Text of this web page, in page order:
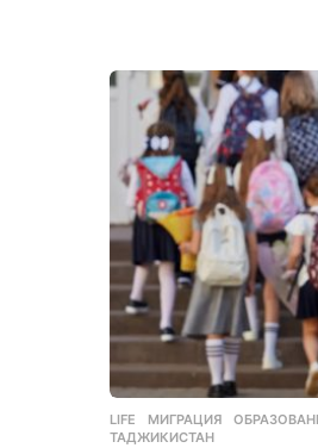
я
ц
а
н
а
з
а
д
LIFE МИГРАЦИЯ ,
ТАДЖИКИСТАН